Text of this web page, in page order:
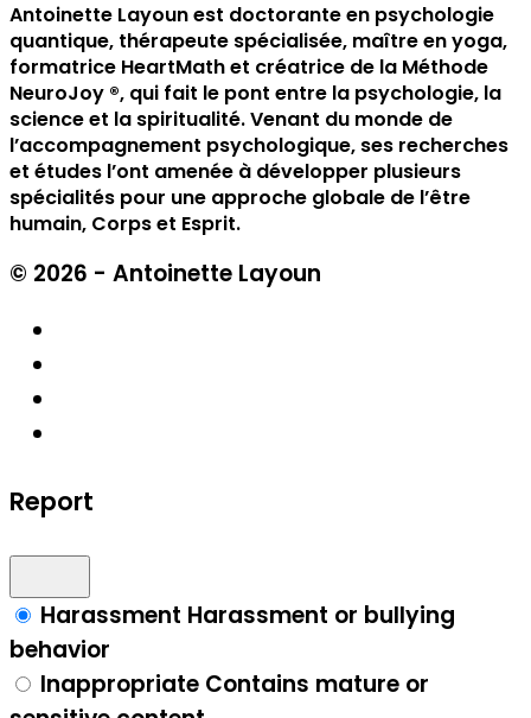
Antoinette Layoun est doctorante en psychologie
quantique, thérapeute spécialisée, maître en yoga,
formatrice HeartMath et créatrice de la Méthode
NeuroJoy ®️, qui fait le pont entre la psychologie, la
science et la spiritualité. Venant du monde de
l’accompagnement psychologique, ses recherches
et études l’ont amenée à développer plusieurs
spécialités pour une approche globale de l’être
humain, Corps et Esprit.
© 2026 - Antoinette Layoun
Report
Harassment Harassment or bullying
behavior
Inappropriate Contains mature or